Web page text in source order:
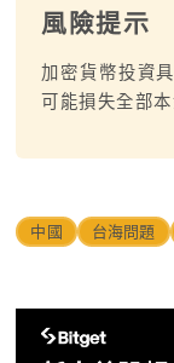
風險提示
加密貨幣投資
可能損失全部
中國 台海問題